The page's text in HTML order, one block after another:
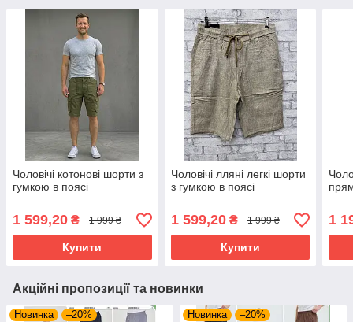
Чоловічі котонові шорти з
гумкою в поясі
1 599,20 ₴ 1 999 ₴
Купити
Чоловічі лляні легкі шорти
з гумкою в поясі
1 599,20₴ 1 999 ₴
Купити
1
Акційні пропозиції та новинки
Новинка –20% Новинка –20%